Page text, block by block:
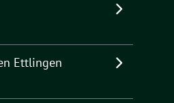
Ettlingen